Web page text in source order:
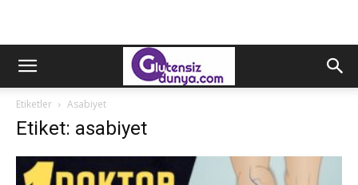
Etiketler Asabiyet
Etiket: asabiyet